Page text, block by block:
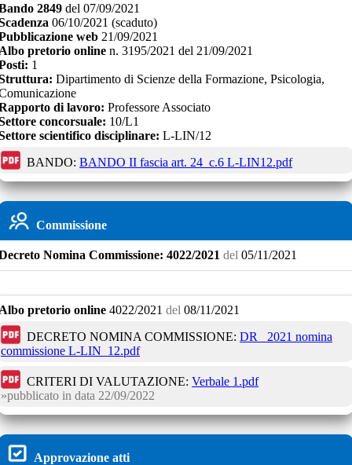
2849 del 07/09/2021
06/10/2021 (scaduto)
web 21/09/2021
pretorio online n. 3195/2021 del 21/09/2021
1
Dipartimento di Scienze della Formazione, Psicologia,
di lavoro: Professore Associato
concorsuale: 10/L1
scientifico disciplinare: L-LIN/12
BANDO: BANDO II fascia art. 24_c.6 L-LIN12.pdf
Commissione
Nomina Commissione: 4022/2021 del 05/11/2021
pretorio online 4022/2021 del 08/11/2021
DECRETO NOMINA COMMISSIONE: DR _2021 nomina
commissione L-LIN_12.pdf
CRITERI DI VALUTAZIONE: Verbale 1.pdf
pubblicato in data 22/09/2022
Approvazione atti